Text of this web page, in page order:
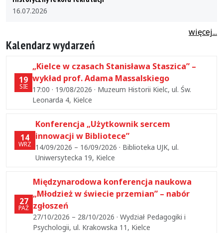
16.07.2026
więcej...
Kalendarz wydarzeń
19
SIE
„Kielce w czasach Stanisława Staszica” –
wykład prof. Adama Massalskiego
17:00 · 19/08/2026 · Muzeum Historii Kielc, ul. Św.
Leonarda 4, Kielce
14
WRZ
Konferencja „Użytkownik sercem
innowacji w Bibliotece”
14/09/2026 – 16/09/2026 · Biblioteka UJK, ul.
Uniwersytecka 19, Kielce
27
PAŹ
Międzynarodowa konferencja naukowa
„Młodzież w świecie przemian” – nabór
zgłoszeń
27/10/2026 – 28/10/2026 · Wydział Pedagogiki i
Psychologii, ul. Krakowska 11, Kielce